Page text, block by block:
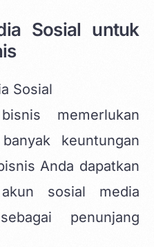
Sosial untuk
memerlukan
keuntungan
Anda dapatkan
sosial media
penunjang